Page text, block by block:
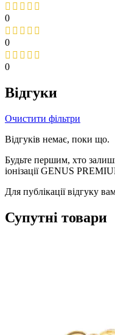
0
0
0
Відгуки
Очистити фільтри
Відгуків немає, поки що.
Будьте першим, хто
іонізації GENUS
Для публікації відгуку
Супутні товари